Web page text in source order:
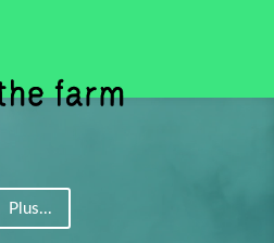
Plus...
Lecteur